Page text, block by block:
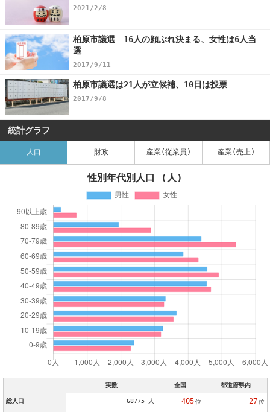
2021/2/8
柏原市議選 16人の顔ぶれ決まる、女性は6人当
選
2017/9/11
柏原市議選は21人が立候補、10日は投票
2017/9/8
統計グラフ
人口 財政 産業(従業員) 産業(売上)
性別年代別人口 (人)
実数 全国 都道府県内
総人口 68775 人 405 位 27 位